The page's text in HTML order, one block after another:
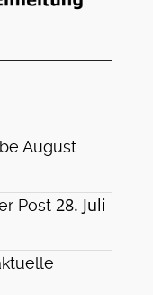
August
Post 28. Juli